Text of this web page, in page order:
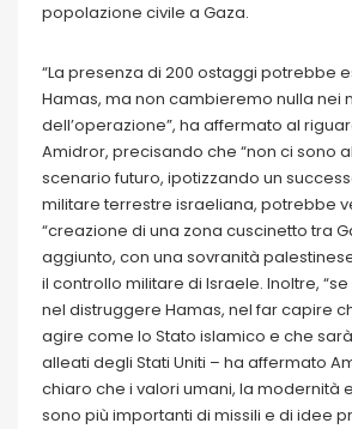
popolazione civile a Gaza.
“La presenza di 200 ostaggi potrebbe
Hamas, ma non cambieremo nulla nei
dell’operazione”, ha affermato al
Amidror, precisando che “non ci sono
scenario futuro, ipotizzando un
militare terrestre israeliana, potrebbe
“creazione di una zona cuscinetto tra
aggiunto, con una sovranità
il controllo militare di Israele. Inoltre,
nel distruggere Hamas, nel far capire
agire come lo Stato islamico e che
alleati degli Stati Uniti – ha affermato
chiaro che i valori umani, la modernità
sono più importanti di missili e di idee